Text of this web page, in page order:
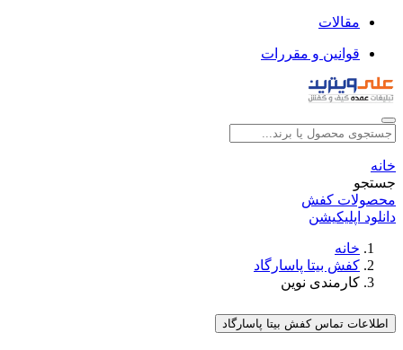
مقالات
قوانین و مقررات
خانه
جستجو
محصولات کفش
دانلود اپلیکیشن
خانه
کفش بیتا پاسارگاد
کارمندی نوین
اطلاعات تماس کفش بیتا پاسارگاد